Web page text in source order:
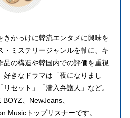
きかっけに韓流エンタメに興味を
・ミステリージャンルを軸に、キ
品の構造や韓国内での評価を重視
好きなドラマは「夜になりまし
セット」「潜入弁護人」など。
、NewJeans、
Musicトップリスナーです。